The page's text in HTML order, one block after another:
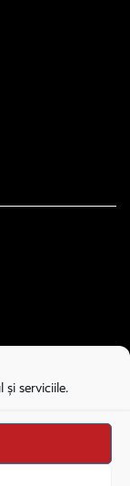
serviciile.
sub licența SC